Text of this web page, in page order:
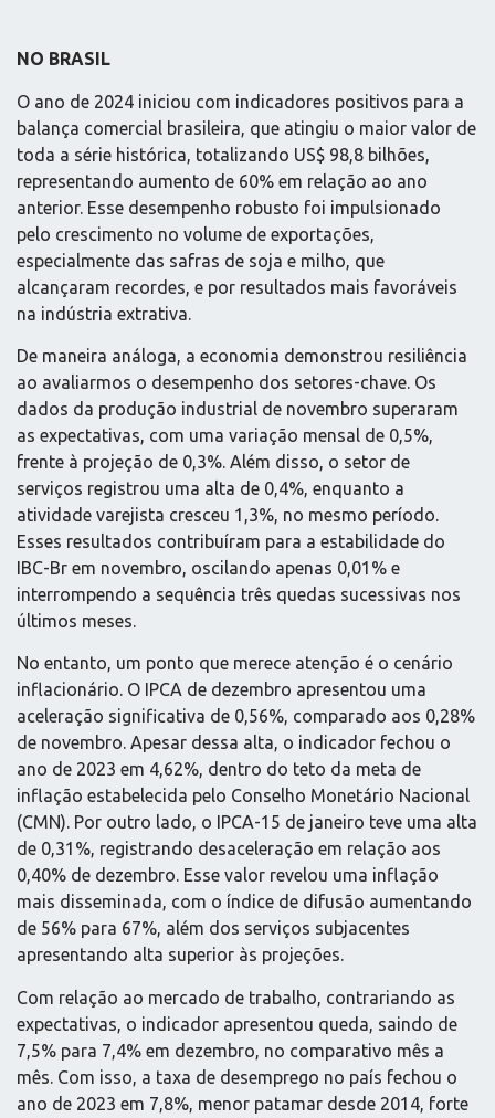
NO BRASIL
O ano de 2024 iniciou com indicadores positivos para a
balança comercial brasileira, que atingiu o maior valor de
toda a série histórica, totalizando US$ 98,8 bilhões,
representando aumento de 60% em relação ao ano
anterior. Esse desempenho robusto foi impulsionado
pelo crescimento no volume de exportações,
especialmente das safras de soja e milho, que
alcançaram recordes, e por resultados mais favoráveis
na indústria extrativa.
De maneira análoga, a economia demonstrou resiliência
ao avaliarmos o desempenho dos setores-chave. Os
dados da produção industrial de novembro superaram
as expectativas, com uma variação mensal de 0,5%,
frente à projeção de 0,3%. Além disso, o setor de
serviços registrou uma alta de 0,4%, enquanto a
atividade varejista cresceu 1,3%, no mesmo período.
Esses resultados contribuíram para a estabilidade do
IBC-Br em novembro, oscilando apenas 0,01% e
interrompendo a sequência três quedas sucessivas nos
últimos meses.
No entanto, um ponto que merece atenção é o cenário
inflacionário. O IPCA de dezembro apresentou uma
aceleração significativa de 0,56%, comparado aos 0,28%
de novembro. Apesar dessa alta, o indicador fechou o
ano de 2023 em 4,62%, dentro do teto da meta de
inflação estabelecida pelo Conselho Monetário Nacional
(CMN). Por outro lado, o IPCA-15 de janeiro teve uma alta
de 0,31%, registrando desaceleração em relação aos
0,40% de dezembro. Esse valor revelou uma inflação
mais disseminada, com o índice de difusão aumentando
de 56% para 67%, além dos serviços subjacentes
apresentando alta superior às projeções.
Com relação ao mercado de trabalho, contrariando as
expectativas, o indicador apresentou queda, saindo de
7,5% para 7,4% em dezembro, no comparativo mês a
mês. Com isso, a taxa de desemprego no país fechou o
ano de 2023 em 7,8%, menor patamar desde 2014, forte